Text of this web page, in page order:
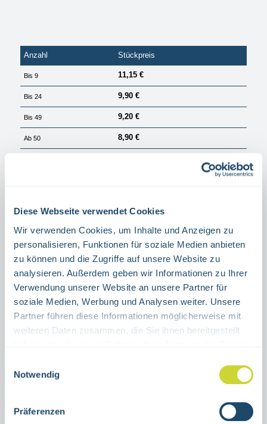
Diese Webseite verwendet Cookies
Wir verwenden Cookies, um Inhalte und Anzeigen zu
personalisieren, Funktionen für soziale Medien anbieten
zu können und die Zugriffe auf unsere Website zu
analysieren. Außerdem geben wir Informationen zu Ihrer
Verwendung unserer Website an unsere Partner für
soziale Medien, Werbung und Analysen weiter. Unsere
Partner führen diese Informationen möglicherweise mit
weiteren Daten zusammen, die Sie ihnen bereitgestellt
Notwendig
Präferenzen
Anzahl Stückpreis
Bis9 11,15 €
Bis24 9,90 €
Bis49 9,20 €
Ab50 8,90 €
Materialauswählen
ALUMINIUM
FOLIE
Produkt Anzahl: Gib den gewünschten Wert ein oder benutze die Schaltflächen um die Anzahl
Beschreibung